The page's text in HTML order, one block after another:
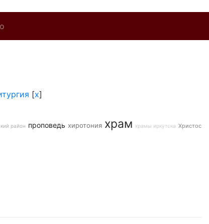
[x]
район проповедь хиротония храм храмы иркутска Христос